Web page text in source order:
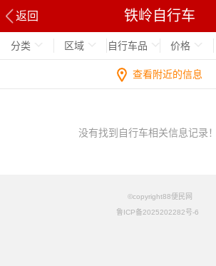
返回 铁岭自行车
分类 区域 自行车品 价格
查看附近的信息
没有找到自行车相关信息记录！
©copyright88便民网
鲁ICP备2025202282号-6